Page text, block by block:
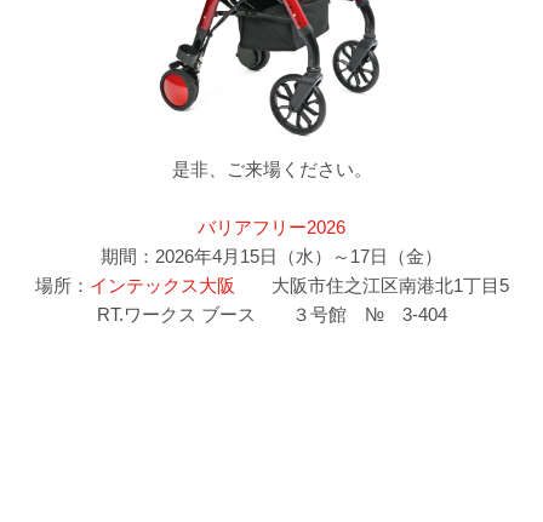
是非、ご来場ください。
バリアフリー2026
期間：2026年4月15日（水）～17日（金）
場所： インテックス大阪 大阪市住之江区南港北1丁目5
RT.ワークス ブース ３号館 № 3-404